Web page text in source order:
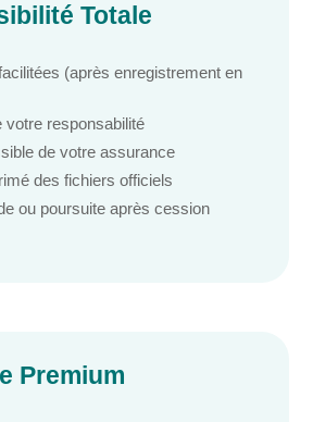
Totale
(après enregistrement en
votre responsabilité
de votre assurance
des fichiers officiels
ou poursuite après cession
Premium